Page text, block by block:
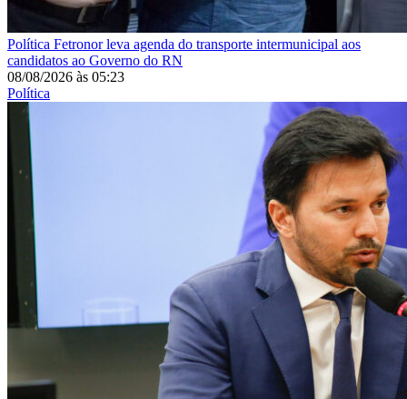
Política Fetronor leva agenda do transporte intermunicipal aos
candidatos ao Governo do RN
08/08/2026 às 05:23
Política